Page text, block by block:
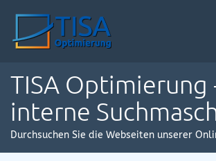
TISA Optimierung
interne
Durchsuchen Sie die Webseiten unserer